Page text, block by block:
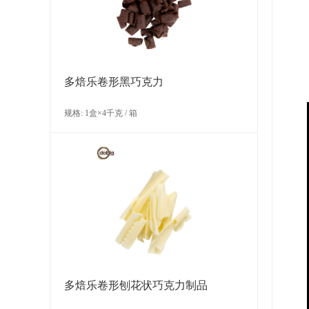
多焙乐卷形黑巧克力
规格: 1盒×4千克 / 箱
多焙乐卷形刨花状巧克力制品